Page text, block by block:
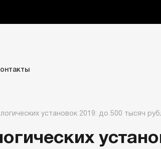
установок 2019: до 500 тысяч